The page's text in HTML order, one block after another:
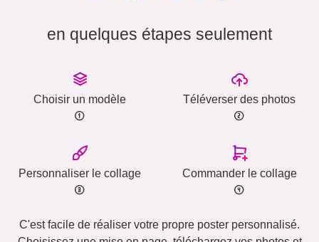
en quelques étapes seulement
Choisir un modèle Téléverser des photos
Personnaliser le collage Commander le collage
C'est facile de réaliser votre propre poster personnalisé.